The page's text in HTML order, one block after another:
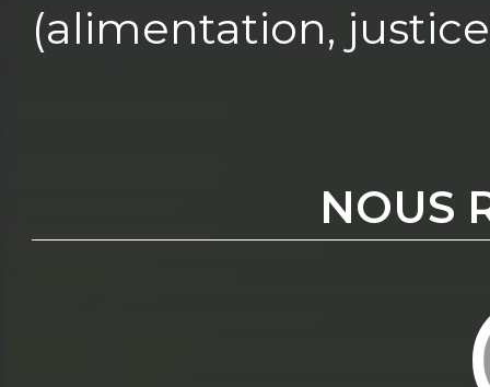
(alimentation,
NOUS